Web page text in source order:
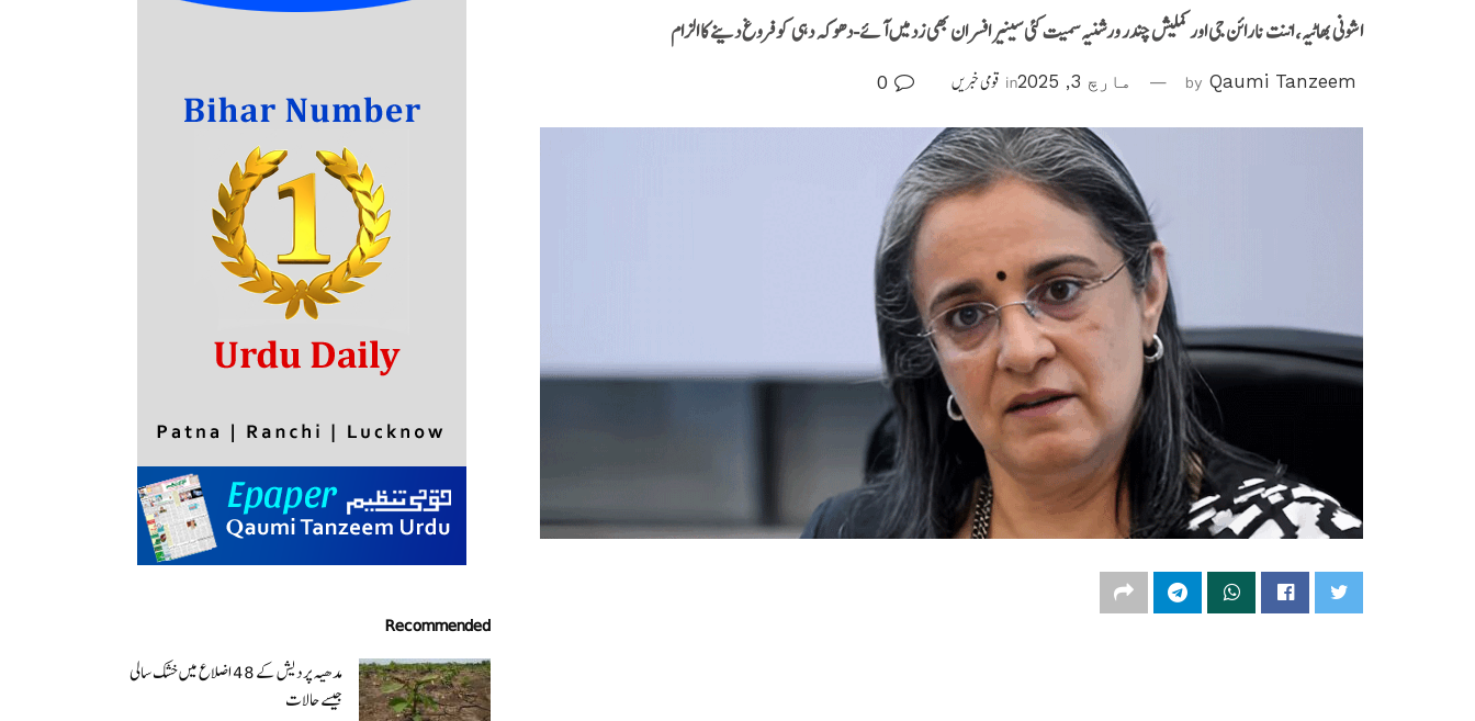
اشونی بھاٹیہ، اننت نارائن جی اور کملیش چندر ورشنیہ سمیت کئی سینیر افسران بھی زد میں آئے-دھوکہ دہی کو فروغ دینے کا الزام
by Qaumi Tanzeem مارچ 3, 2025 in قومی خبریں
Recommended
مدھیہ پردیش کے 48 اضلاع میں خشک سالی
جیسے حالات